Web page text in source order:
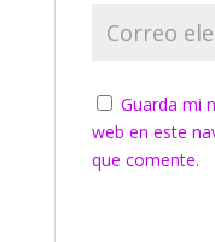
Guarda mi
web en este
que comente.